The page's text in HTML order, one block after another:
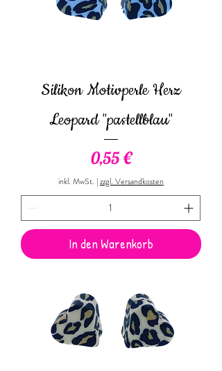
Silikon Motivperle Herz
Leopard "pastellblau"
Preis
0,55 €
inkl. MwSt. |zzgl. Versandkosten
In den Warenkorb